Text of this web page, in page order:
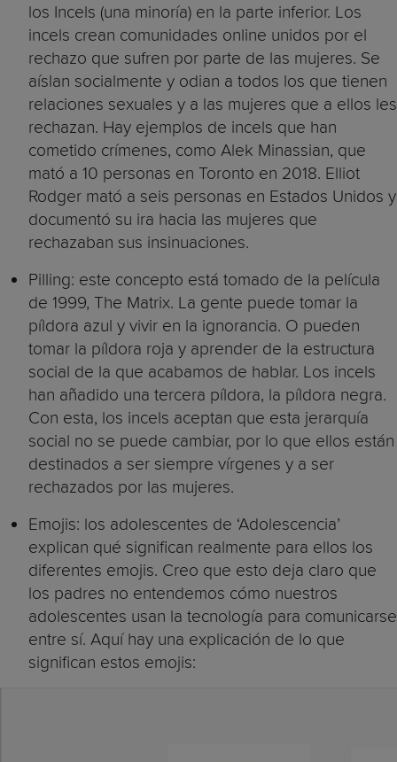
los Incels (una minoría) en la parte inferior. Los
incels crean comunidades online unidos por el
rechazo que sufren por parte de las mujeres. Se
aíslan socialmente y odian a todos los que tienen
relaciones sexuales y a las mujeres que a ellos les
rechazan. Hay ejemplos de incels que han
cometido crímenes, como Alek Minassian, que
mató a 10 personas en Toronto en 2018. Elliot
Rodger mató a seis personas en Estados Unidos y
documentó su ira hacia las mujeres que
rechazaban sus insinuaciones.
Pilling: este concepto está tomado de la película
de 1999, The Matrix. La gente puede tomar la
píldora azul y vivir en la ignorancia. O pueden
tomar la píldora roja y aprender de la estructura
social de la que acabamos de hablar. Los incels
han añadido una tercera píldora, la píldora negra.
Con esta, los incels aceptan que esta jerarquía
social no se puede cambiar, por lo que ellos están
destinados a ser siempre vírgenes y a ser
rechazados por las mujeres.
Emojis: los adolescentes de ‘Adolescencia’
explican qué significan realmente para ellos los
diferentes emojis. Creo que esto deja claro que
los padres no entendemos cómo nuestros
adolescentes usan la tecnología para comunicarse
entre sí. Aquí hay una explicación de lo que
significan estos emojis: